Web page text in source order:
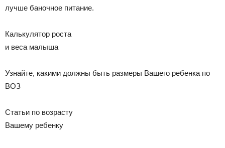
лучше баночное питание.
Калькулятор роста
и веса малыша
Узнайте, какими должны быть размеры Вашего ребенка по
ВОЗ
Статьи по возрасту
Вашему ребенку